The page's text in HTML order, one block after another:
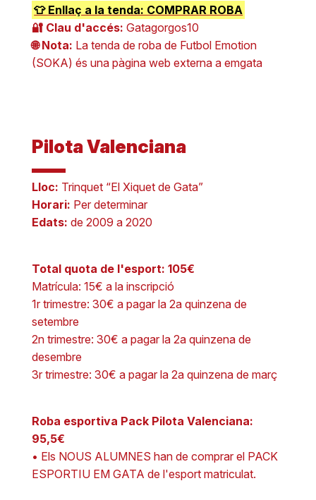
👕 Enllaç a la tenda: COMPRAR ROBA
🔐 Clau d'accés: Gatagorgos10
🌐 Nota: La tenda de roba de Futbol Emotion
(SOKA) és una pàgina web externa a emgata
Pilota Valenciana
Lloc: Trinquet “El Xiquet de Gata”
Horari: Per determinar
Edats: de 2009 a 2020
Total quota de l'esport: 105€
Matrícula: 15€ a la inscripció
1r trimestre: 30€ a pagar la 2a quinzena de
setembre
2n trimestre: 30€ a pagar la 2a quinzena de
desembre
3r trimestre: 30€ a pagar la 2a quinzena de març
Roba esportiva Pack Pilota Valenciana:
95,5€
• Els NOUS ALUMNES han de comprar el PACK
ESPORTIU EM GATA de l'esport matriculat.